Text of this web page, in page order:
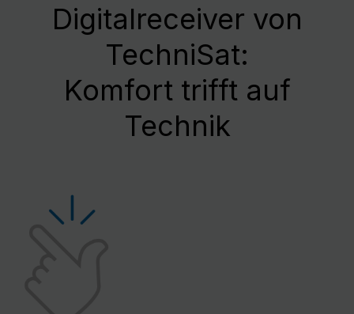
Digitalreceiver von
TechniSat:
Komfort trifft auf
Technik